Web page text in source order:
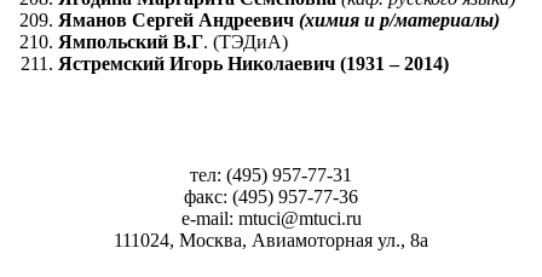
Яманов Сергей Андреевич (химия и р/материалы)
Ямпольский В.Г. (ТЭДиА)
Ястремский Игорь Николаевич (1931 – 2014)
тел: (495) 957-77-31
факс: (495) 957-77-36
e-mail: mtuci@mtuci.ru
111024, Москва, Авиамоторная ул., 8а